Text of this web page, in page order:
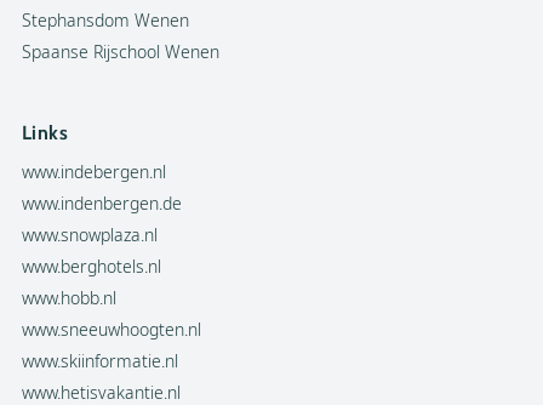
Stephansdom Wenen
Spaanse Rijschool Wenen
Links
www.indebergen.nl
www.indenbergen.de
www.snowplaza.nl
www.berghotels.nl
www.hobb.nl
www.sneeuwhoogten.nl
www.skiinformatie.nl
www.hetisvakantie.nl